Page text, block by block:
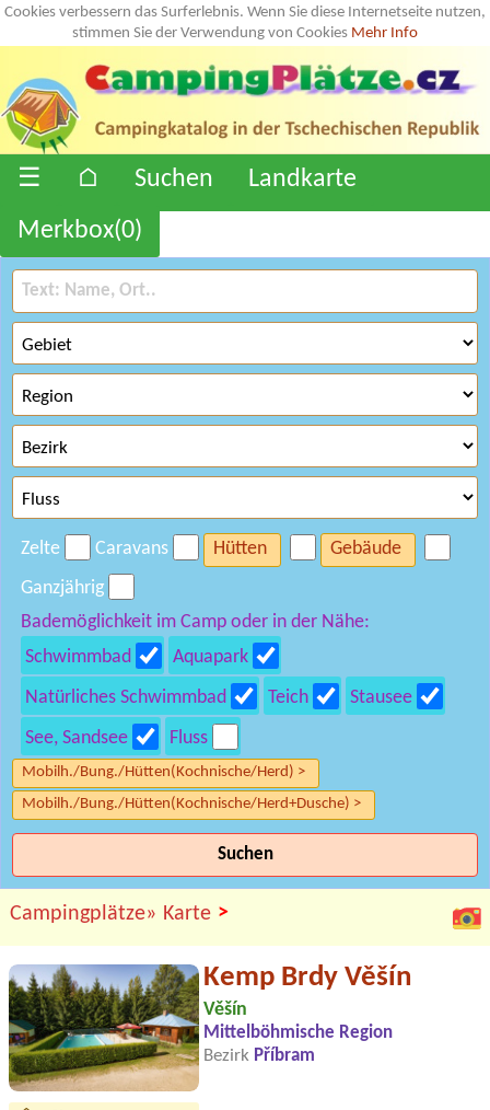
Cookies verbessern das Surferlebnis. Wenn Sie diese Internetseite nutzen,
stimmen Sie der Verwendung von Cookies Mehr Info
☰ ⌂ Suchen
Landkarte
Merkbox(0)
Zelte Caravans Hütten
Gebäude
Ganzjährig
Bademöglichkeit im Camp oder in der Nähe:
Schwimmbad
Aquapark
Natürliches Schwimmbad
Teich
Stausee
See, Sandsee
Fluss
Mobilh./Bung./Hütten(Kochnische/Herd) >
Mobilh./Bung./Hütten(Kochnische/Herd+Dusche) >
Suchen
Campingplätze» Karte >
Kemp Brdy Věšín
Věšín
Mittelböhmische Region
Bezirk Příbram